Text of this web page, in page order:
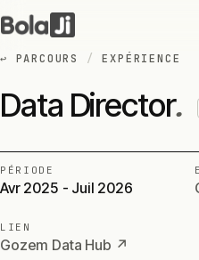
↩ PARCOURS / EXPÉRIENCE
Data Director.
PÉRIODE
Avr 2025 - Juil 2026
LIEN
Gozem Data Hub ↗